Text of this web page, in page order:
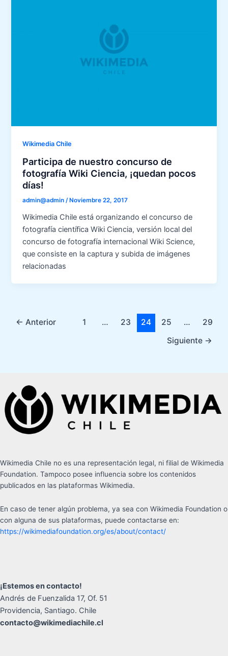
Wikimedia Chile
Participa de nuestro concurso de
fotografía Wiki Ciencia, ¡quedan pocos
días!
admin@admin/ Noviembre 22, 2017
Wikimedia Chile está organizando el concurso de
fotografía científica Wiki Ciencia, versión local del
concurso de fotografía internacional Wiki Science,
que consiste en la captura y subida de imágenes
relacionadas
← Anterior 1 … 23 24 25 …
29
Siguiente →
Wikimedia Chile no es una representación legal, ni filial de Wikimedia
Foundation. Tampoco posee influencia sobre los contenidos
publicados en las plataformas Wikimedia.
En caso de tener algún problema, ya sea con Wikimedia Foundation o
con alguna de sus plataformas, puede contactarse en:
https://wikimediafoundation.org/es/about/contact/
¡Estemos en contacto!
Andrés de Fuenzalida 17, Of. 51
Providencia, Santiago. Chile
contacto@wikimediachile.cl